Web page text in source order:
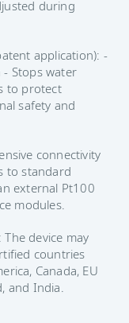
during
application): -
- Stops water
to protect
safety and
connectivity
to standard
external Pt100
modules.
device may
countries
Canada, EU
and India.